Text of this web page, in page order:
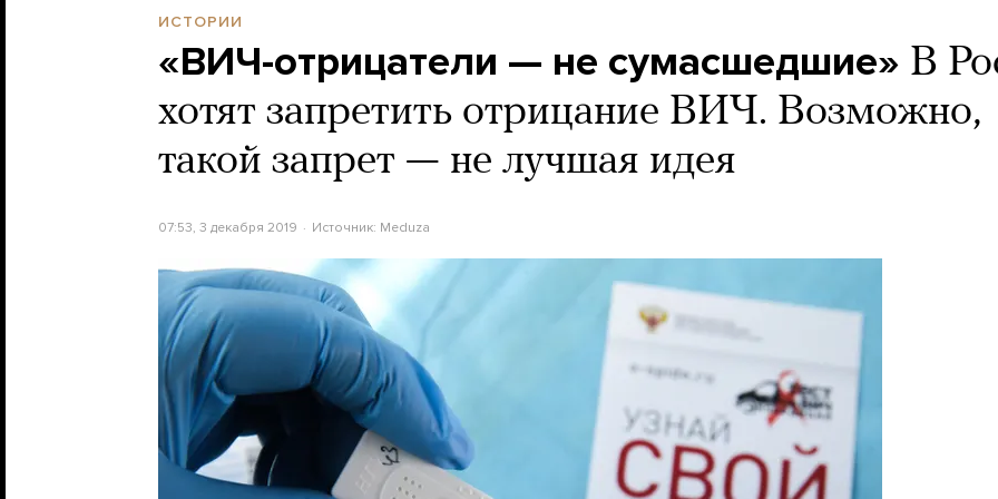
ИСТОРИИ
«ВИЧ-отрицатели — не сумасшедшие» В
хотят запретить отрицание ВИЧ. Возможно,
такой запрет — не лучшая идея
07:53, 3 декабря 2019 Источник: Meduza